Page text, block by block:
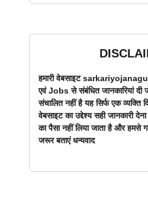
हमारी वेबसाइट
एवं Jobs से संबंधित जानकारियां दी
संचालित नहीं है यह सिर्फ एक व्यक्ति
वेबसाइट का उद्देश्य सही जानकारी
का पैसा नहीं लिया जाता है और हमसे
जरूर बताएं धन्यवाद